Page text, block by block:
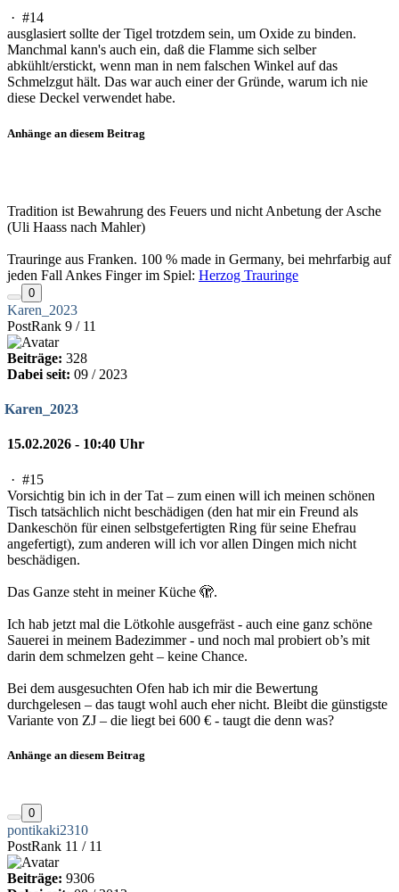
· #14
ausglasiert sollte der Tigel trotzdem sein, um Oxide zu binden.
Manchmal kann's auch ein, daß die Flamme sich selber
abkühlt/erstickt, wenn man in nem falschen Winkel auf das
Schmelzgut hält. Das war auch einer der Gründe, warum ich nie
diese Deckel verwendet habe.
Anhänge an diesem Beitrag
Tradition ist Bewahrung des Feuers und nicht Anbetung der Asche
(Uli Haass nach Mahler)
Trauringe aus Franken. 100 % made in Germany, bei mehrfarbig auf
jeden Fall Ankes Finger im Spiel: Herzog Trauringe
0
Karen_2023
PostRank 9 / 11
Beiträge: 328
Dabei seit: 09 / 2023
Karen_2023
15.02.2026 - 10:40 Uhr
· #15
Vorsichtig bin ich in der Tat – zum einen will ich meinen schönen
Tisch tatsächlich nicht beschädigen (den hat mir ein Freund als
Dankeschön für einen selbstgefertigten Ring für seine Ehefrau
angefertigt), zum anderen will ich vor allen Dingen mich nicht
beschädigen.
Das Ganze steht in meiner Küche 🫣.
Ich hab jetzt mal die Lötkohle ausgefräst - auch eine ganz schöne
Sauerei in meinem Badezimmer - und noch mal probiert ob’s mit
darin dem schmelzen geht – keine Chance.
Bei dem ausgesuchten Ofen hab ich mir die Bewertung
durchgelesen – das taugt wohl auch eher nicht. Bleibt die günstigste
Variante von ZJ – die liegt bei 600 € - taugt die denn was?
Anhänge an diesem Beitrag
0
pontikaki2310
PostRank 11 / 11
Beiträge: 9306